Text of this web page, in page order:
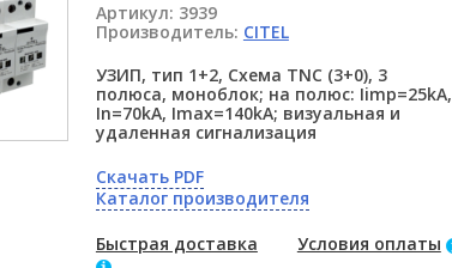
Артикул: 3939
Производитель: CITEL
УЗИП, тип 1+2, Схема TNC (3+0), 3
полюса, моноблок; на полюс: Iimp=25kA,
In=70kA, Imax=140kA; визуальная и
удаленная сигнализация
Скачать PDF
Каталог производителя
Быстрая доставка
Условия оплаты